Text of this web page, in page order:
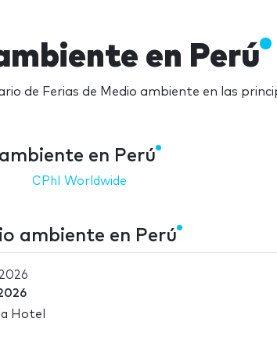
en Perú
de Ferias de Medio ambiente en las
en Perú
CPhI Worldwide
ambiente en Perú
Hotel